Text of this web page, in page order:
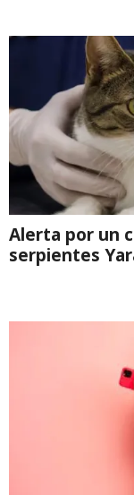
Alerta por un
serpientes